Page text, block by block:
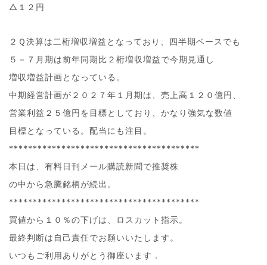
△１２円
２Ｑ決算は二桁増収増益となっており、四半期ベースでも
５－７月期は前年同期比２桁増収増益で今期見通し
増収増益計画となっている。
中期経営計画が２０２７年１月期は、売上高１２０億円、
営業利益２５億円を目標としており、かなり強気な数値
目標となっている。配当にも注目。
****************************************
本日は、有料日刊メール購読新聞で推奨株
の中から急騰銘柄が続出。
****************************************
買値から１０％の下げは、ロスカット指示。
最終判断は自己責任でお願いいたします。
いつもご利用ありがとう御座います．